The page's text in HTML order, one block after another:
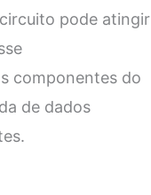
pode atingir
componentes do
de dados